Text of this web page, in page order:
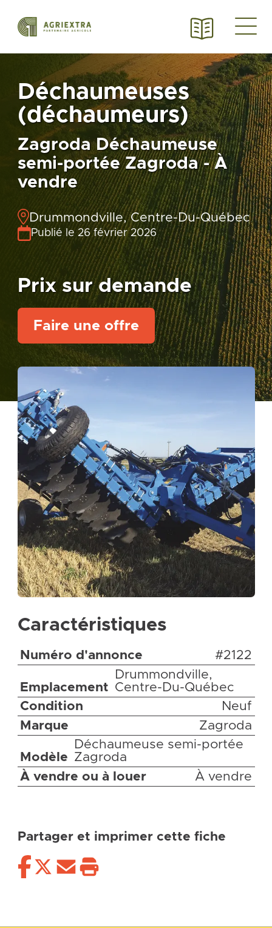
Déchaumeuses
(déchaumeurs)
Zagroda Déchaumeuse
semi-portée Zagroda - À
vendre
Drummondville, Centre-Du-Québec
Publié le 26 février 2026
Prix sur demande
Faire une offre
Caractéristiques
Numéro d'annonce #2122
Emplacement
Drummondville,
Centre-Du-Québec
Condition
Neuf
Marque
Zagroda
Modèle
Déchaumeuse semi-portée
Zagroda
À vendre ou à louer
À vendre
Partager et imprimer cette fiche